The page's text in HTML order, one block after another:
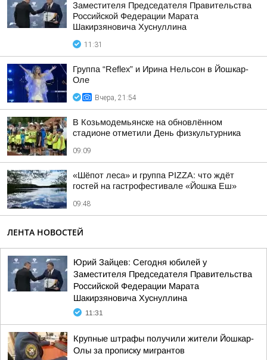
Заместителя Председателя Правительства
Российской Федерации Марата
Шакирзяновича Хуснуллина
11:31
Группа “Reflex” и Ирина Нельсон в Йошкар-
Оле
Вчера, 21:54
В Козьмодемьянске на обновлённом
стадионе отметили День физкультурника
09:09
«Шёпот леса» и группа PIZZA: что ждёт
гостей на гастрофестивале «Йошка Еш»
09:48
ЛЕНТА НОВОСТЕЙ
Юрий Зайцев: Сегодня юбилей у
Заместителя Председателя Правительства
Российской Федерации Марата
Шакирзяновича Хуснуллина
11:31
Крупные штрафы получили жители Йошкар-
Олы за прописку мигрантов